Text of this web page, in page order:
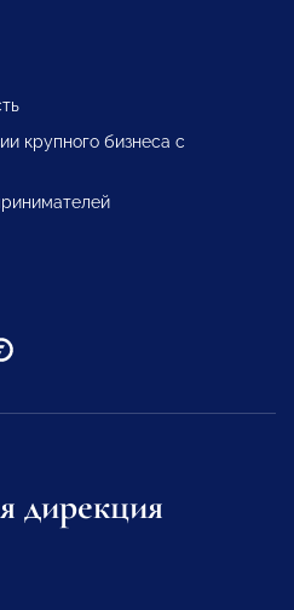
крупного бизнеса с
дирекция